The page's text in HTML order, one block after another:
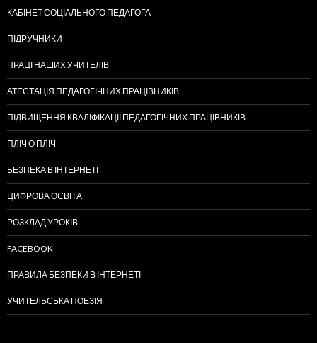
КАБІНЕТ СОЦІАЛЬНОГО ПЕДАГОГА
ПІДРУЧНИКИ
ПРАЦІ НАШИХ УЧИТЕЛІВ
АТЕСТАЦІЯ ПЕДАГОГІЧНИХ ПРАЦІВНИКІВ
ПІДВИЩЕННЯ КВАЛІФІКАЦІЇ ПЕДАГОГІЧНИХ ПРАЦІВНИКІВ
ПЛІЧ О ПЛІЧ
БЕЗПЕКА В ІНТЕРНЕТІ
ЦИФРОВА ОСВІТА
РОЗКЛАД УРОКІВ
FACEBOOK
ПРАВИЛА БЕЗПЕКИ В ІНТЕРНЕТІ
УЧИТЕЛЬСЬКА ПОЕЗІЯ